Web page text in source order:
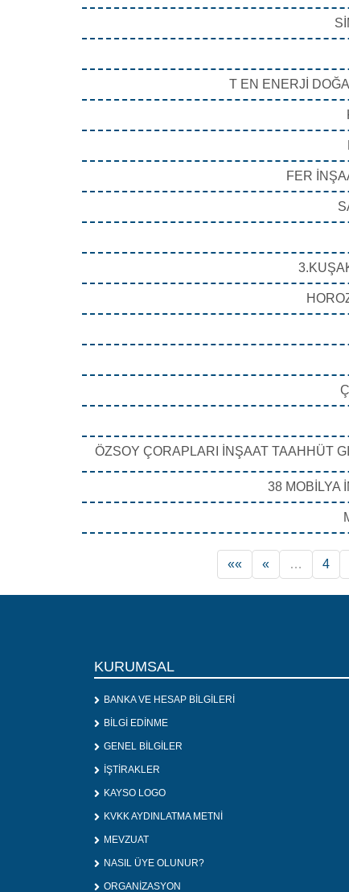
T EN ENERJİ
FER
ÖZSOY ÇORAPLARI İNŞAAT TAAHHÜT
38 MOBİLYA
«« « … 4
KURUMSAL
BANKA VE HESAP BİLGİLERİ
BİLGİ EDİNME
GENEL BİLGİLER
İŞTİRAKLER
KAYSO LOGO
KVKK AYDINLATMA METNİ
MEVZUAT
NASIL ÜYE OLUNUR?
ORGANİZASYON